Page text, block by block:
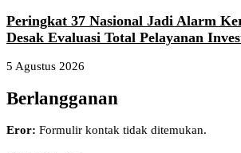
Peringkat 37 Nasional Jadi Alarm
Desak Evaluasi Total Pelayanan
5 Agustus 2026
Berlangganan
Eror: Formulir kontak tidak ditemukan.